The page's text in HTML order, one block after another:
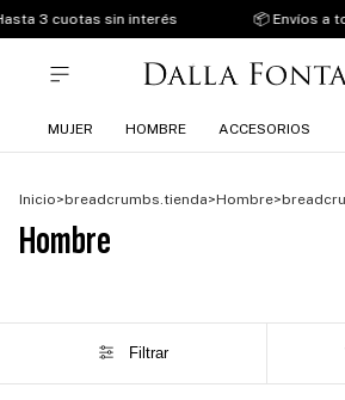
cuotas sin interés 📦 Envíos a todo
MUJER HOMBRE ACCESORIOS
Inicio>breadcrumbs.tienda>Hombre>
Hombre
Filtrar